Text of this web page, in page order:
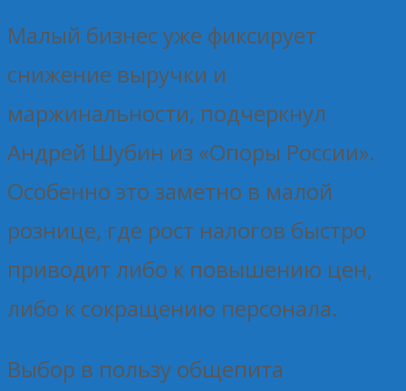
Малый бизнес уже фиксирует
снижение выручки и
маржинальности, подчеркнул
Андрей Шубин из «Опоры России».
Особенно это заметно в малой
рознице, где рост налогов быстро
приводит либо к повышению цен,
либо к сокращению персонала.
Выбор в пользу общепита